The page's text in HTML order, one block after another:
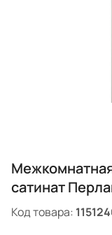
сатинат
Код товара: